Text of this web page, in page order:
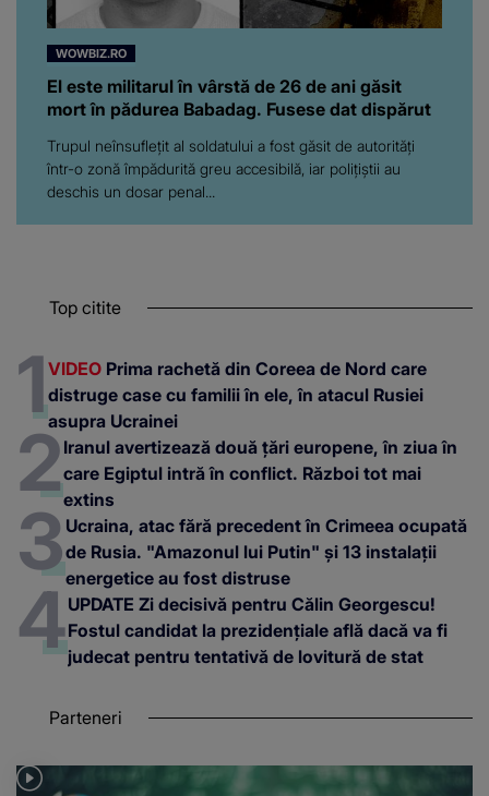
WOWBIZ.RO
El este militarul în vârstă de 26 de ani găsit
mort în pădurea Babadag. Fusese dat dispărut
Trupul neînsuflețit al soldatului a fost găsit de autorități
într-o zonă împădurită greu accesibilă, iar polițiștii au
deschis un dosar penal...
Top citite
VIDEO Prima rachetă din Coreea de Nord care
distruge case cu familii în ele, în atacul Rusiei
asupra Ucrainei
Iranul avertizează două țări europene, în ziua în
care Egiptul intră în conflict. Război tot mai
extins
Ucraina, atac fără precedent în Crimeea ocupată
de Rusia. "Amazonul lui Putin" și 13 instalații
energetice au fost distruse
UPDATE Zi decisivă pentru Călin Georgescu!
Fostul candidat la prezidențiale află dacă va fi
judecat pentru tentativă de lovitură de stat
Parteneri